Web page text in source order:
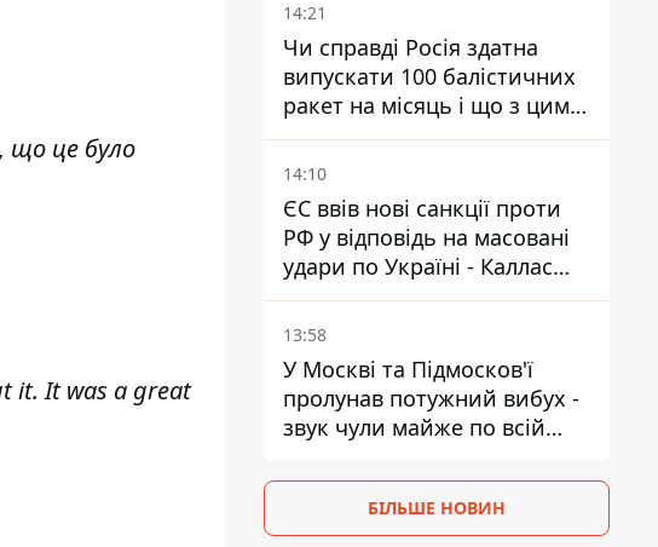
що це було
it. It was a great
14:21
Чи справді Росія здатна
випускати 100 балістичних
ракет на місяць і що з цим
робити
14:10
ЄС ввів нові санкції проти
РФ у відповідь на масовані
удари по Україні - Каллас
розкрила деталі
13:58
У Москві та Підмосков'ї
пролунав потужний вибух -
звук чули майже по всій
БІЛЬШЕ НОВИН